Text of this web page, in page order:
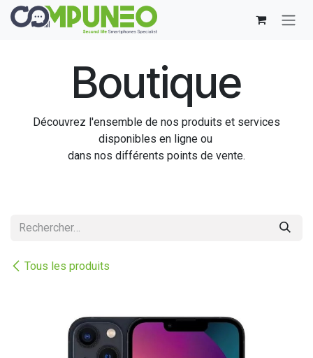
Se rendre au contenu
Boutique
Découvrez l'ensemble de nos produits et services
disponibles en ligne ou
dans nos différents points de vente.
Tous les produits